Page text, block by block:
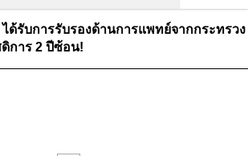
ด้รับการรับรองด้านการแพทย์จากกระทรวง
การ 2 ปีซ้อน!